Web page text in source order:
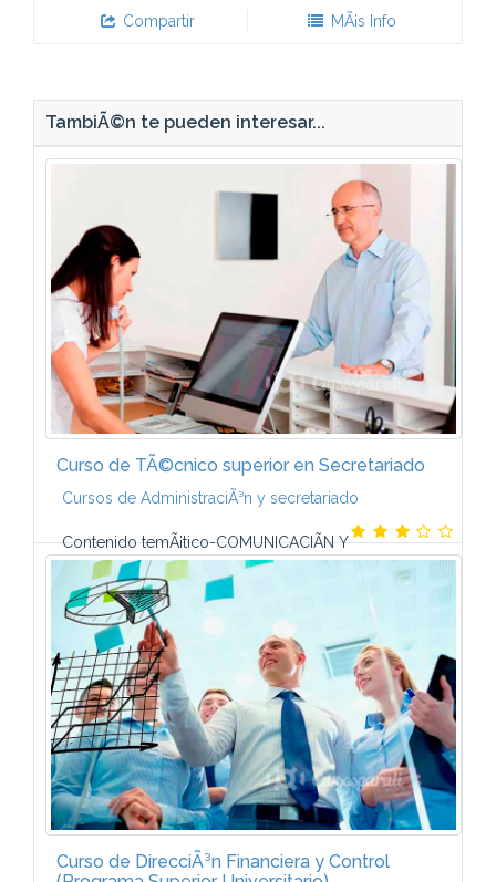
Compartir MÃ¡s Info
TambiÃ©n te pueden interesar...
Curso de TÃ©cnico superior en Secretariado
Cursos de AdministraciÃ³n y secretariado
Contenido temÃ¡tico-COMUNICACIÃN Y
RELACIONES EMPRESARIALES ORGANIZACIÃN DEL
SERVICIO Y TRABAJOS DE SECRETARIADO
ELEMENTOS DE DERECHO (EL DERECHO:
CONCEPTO Y CLASIFICACIÃN...
Curso de DirecciÃ³n Financiera y Control